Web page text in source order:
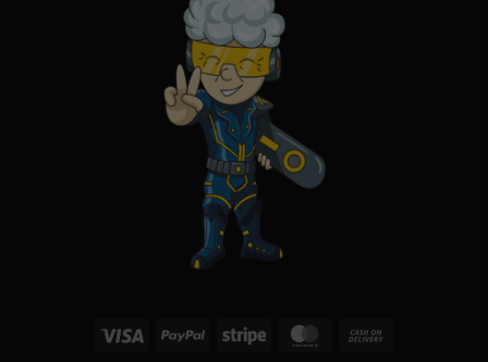
Visa PayPal Stripe MasterCard